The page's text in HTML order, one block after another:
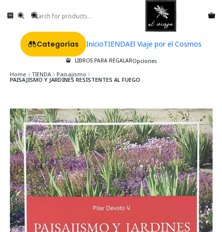
Categorías InicioTIENDAEl Viaje por el Cosmos
LIBROS PARA REGALAROpciones
Home TIENDA Paisajismo
PAISAJISMO Y JARDINES RESISTENTES AL FUEGO